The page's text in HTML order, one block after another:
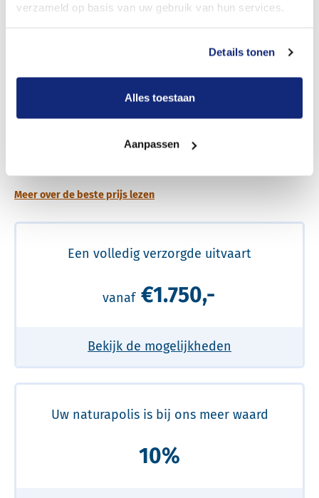
verzameld op basis van uw gebruik van hun services.
Details tonen
Alles toestaan
Aanpassen
Een betere uitvaart ervaring voor een betere
Meer over de beste prijs lezen
Een volledig verzorgde uitvaart
vanaf €1.750,-
Bekijk de mogelijkheden
Uw naturapolis is bij ons meer waard
10%